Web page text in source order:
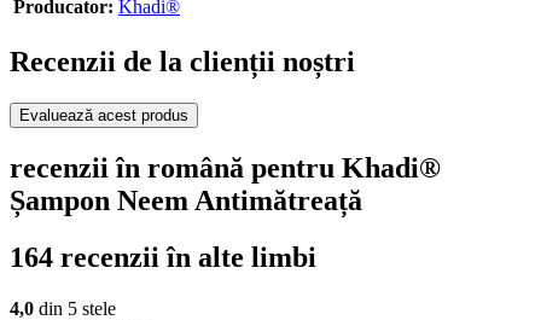
Producator: Khadi®
Recenzii de la clienții noștri
Evaluează acest produs
recenzii în română pentru Khadi®
Șampon Neem Antimătreață
164 recenzii în alte limbi
4,0 din 5 stele